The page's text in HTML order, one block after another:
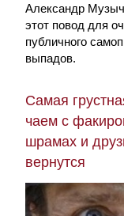
Александр
этот повод для
публичного
выпадов.
Самая
чаем с
шрамах и
вернутся